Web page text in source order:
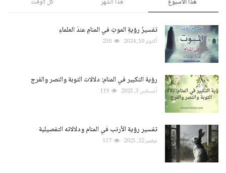
تفسيرُ رؤيةِ الموتِ في المنامِ عندَ العلماءِ
أكتوبر 10, 2024 230
رؤية التكبير في المنام: دلالات التوبة والنصر والفرج
أغسطس 3, 2025 119
تفسير رؤية الأرنب في المنام ودلالاته التفصيلية
نوفمبر 22, 2025 117